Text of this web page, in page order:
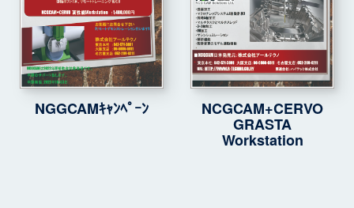
NGGCAMｷｬﾝﾍﾟｰﾝ NCGCAM+CERVO
GRASTA
Workstation